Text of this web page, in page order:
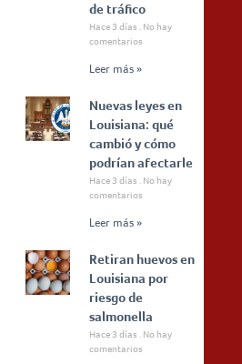
de tráfico
Hace 3 días
No hay
comentarios
Leer más »
Nuevas leyes en
Louisiana: qué
cambió y cómo
podrían afectarle
Hace 3 días
No hay
comentarios
Leer más »
Retiran huevos en
Louisiana por
riesgo de
salmonella
Hace 3 días
No hay
comentarios